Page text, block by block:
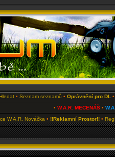
• Seznam seznamů • Oprávnění pro DL •
• W.A.R. MECENÁŠ •
W.A.R. Nováčka • !!Reklamní Prostor!! •